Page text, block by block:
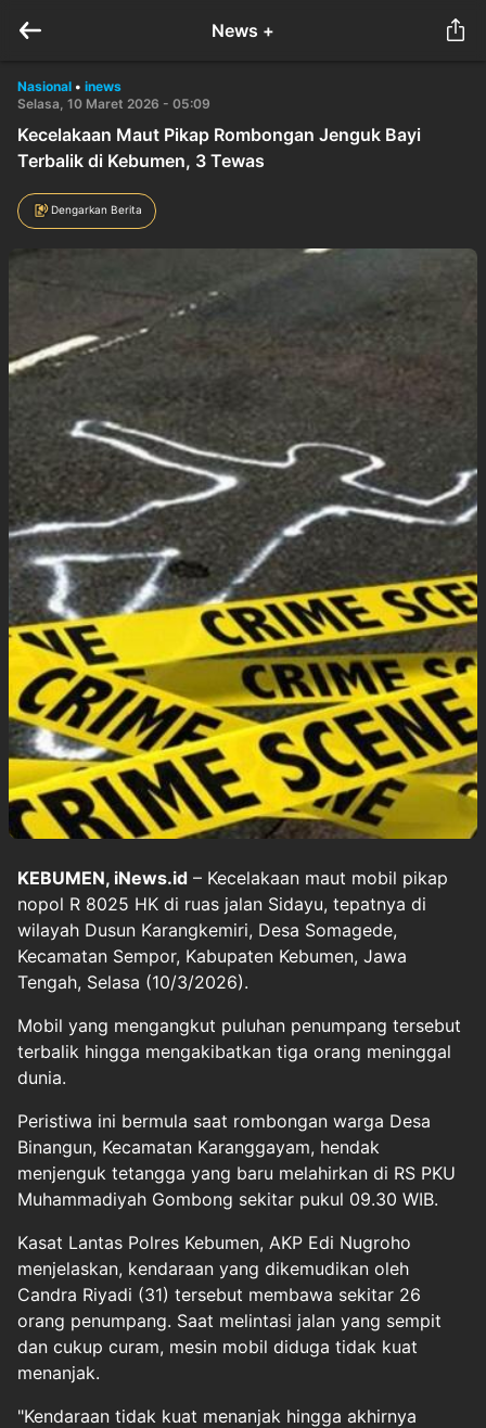
News +
Nasional • inews
Selasa, 10 Maret 2026 - 05:09
Kecelakaan Maut Pikap Rombongan Jenguk Bayi
Terbalik di Kebumen, 3 Tewas
Dengarkan Berita
KEBUMEN, iNews.id – Kecelakaan maut mobil pikap
nopol R 8025 HK di ruas jalan Sidayu, tepatnya di
wilayah Dusun Karangkemiri, Desa Somagede,
Kecamatan Sempor, Kabupaten Kebumen, Jawa
Tengah, Selasa (10/3/2026).
Mobil yang mengangkut puluhan penumpang tersebut
terbalik hingga mengakibatkan tiga orang meninggal
dunia.
Peristiwa ini bermula saat rombongan warga Desa
Binangun, Kecamatan Karanggayam, hendak
menjenguk tetangga yang baru melahirkan di RS PKU
Muhammadiyah Gombong sekitar pukul 09.30 WIB.
Kasat Lantas Polres Kebumen, AKP Edi Nugroho
menjelaskan, kendaraan yang dikemudikan oleh
Candra Riyadi (31) tersebut membawa sekitar 26
orang penumpang. Saat melintasi jalan yang sempit
dan cukup curam, mesin mobil diduga tidak kuat
menanjak.
"Kendaraan tidak kuat menanjak hingga akhirnya